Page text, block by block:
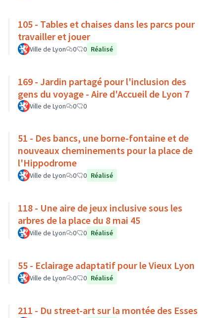
105 - Tables et chaises dans les parcs pour
travailler et jouer
Ville de Lyon 0 0 Réalisé
169 - Jardin partagé pour l'inclusion des
gens du voyage - Aire d'Accueil de Lyon 7
Ville de Lyon 0 0
51 - Des bancs, une borne-fontaine et de
nouveaux cheminements pour la place de
l'Hippodrome
Ville de Lyon 0 0 Réalisé
118 - Une aire de jeux inclusive sous les
arbres de la place du 8 mai 45
Ville de Lyon 0 0 Réalisé
55 - Eclairage adaptatif pour le Vieux Lyon
Ville de Lyon 0 0 Réalisé
211 - Du street-art sur la montée des Esses